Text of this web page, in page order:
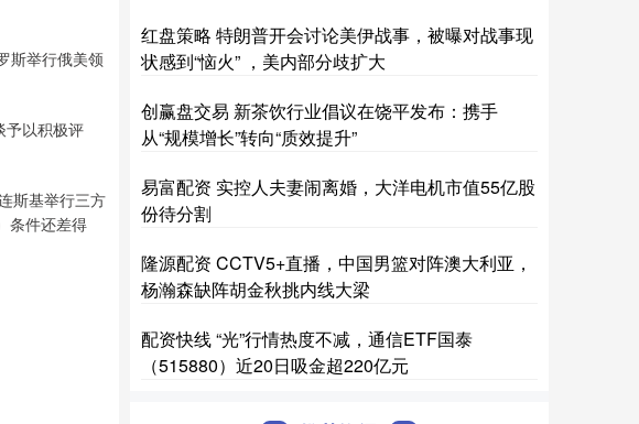
斯举行俄美领
以积极评
斯基举行三方
条件还差得
红盘策略 特朗普开会讨论美伊战事，被曝对战事现
状感到“恼火” ，美内部分歧扩大
创赢盘交易 新茶饮行业倡议在饶平发布：携手
从“规模增长”转向“质效提升”
易富配资 实控人夫妻闹离婚，大洋电机市值55亿股
份待分割
隆源配资 CCTV5+直播，中国男篮对阵澳大利亚，
杨瀚森缺阵胡金秋挑内线大梁
配资快线 “光”行情热度不减，通信ETF国泰
（515880）近20日吸金超220亿元